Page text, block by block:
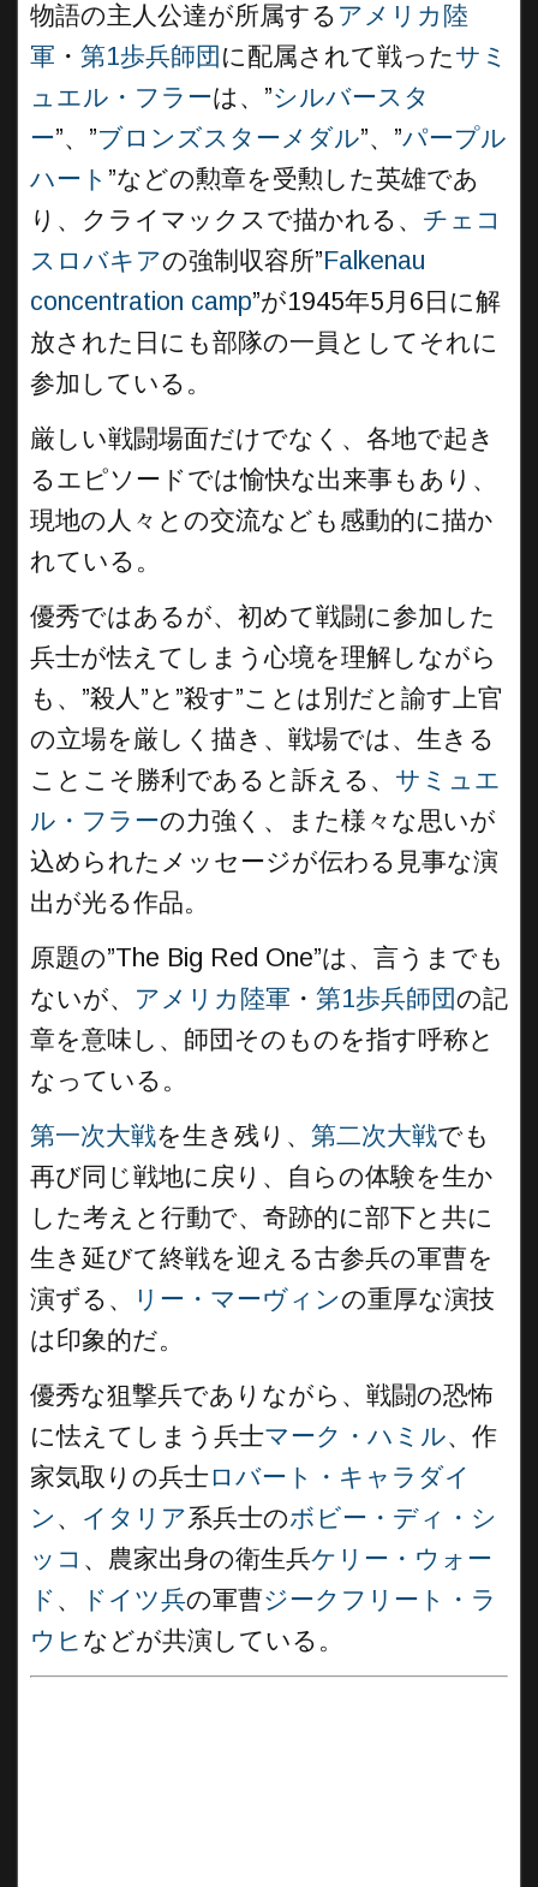
物語の主人公達が所属する アメリカ陸
軍 ・ 第1歩兵師団 に配属されて戦ったサミ
ュエル・フラーは、”シルバースタ
ー”、”ブロンズスターメダル”、”パープル
ハート ”などの勲章を受勲した英雄であ
り、クライマックスで描かれる、 チェコ
スロバキアの強制収容所”Falkenau
concentration camp”が1945年5月6日に解
放された日にも部隊の一員としてそれに
参加している。
厳しい戦闘場面だけでなく、各地で起き
るエピソードでは愉快な出来事もあり、
現地の人々との交流なども感動的に描か
れている。
優秀ではあるが、初めて戦闘に参加した
兵士が怯えてしまう心境を理解しながら
も、”殺人”と”殺す”ことは別だと諭す上官
の立場を厳しく描き、戦場では、生きる
ことこそ勝利であると訴える、 サミュエ
ル・フラーの力強く、また様々な思いが
込められたメッセージが伝わる見事な演
出が光る作品。
原題の”The Big Red One”は、言うまでも
ないが、 アメリカ陸軍 ・ 第1歩兵師団の記
章を意味し、師団そのものを指す呼称と
なっている。
第一次大戦を生き残り、 第二次大戦でも
再び同じ戦地に戻り、自らの体験を生か
した考えと行動で、奇跡的に部下と共に
生き延びて終戦を迎える古参兵の軍曹を
演ずる、
リー・マーヴィンの重厚な演技
は印象的だ。
優秀な狙撃兵でありながら、戦闘の恐怖
に怯えてしまう兵士マーク・ハミル、作
家気取りの兵士ロバート・キャラダイ
ン 、 イタリア系兵士のボビー・ディ・シ
ッコ 、農家出身の衛生兵ケリー・ウォー
ド 、 ドイツ兵の軍曹ジークフリート・ラ
ウヒ などが共演している。